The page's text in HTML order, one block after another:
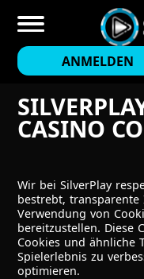
ANMELDEN
CASINO
Wir bei SilverPlay
bestrebt,
Verwendung von
bereitzustellen. Diese
Cookies und ähnliche
Spielerlebnis zu
optimieren.